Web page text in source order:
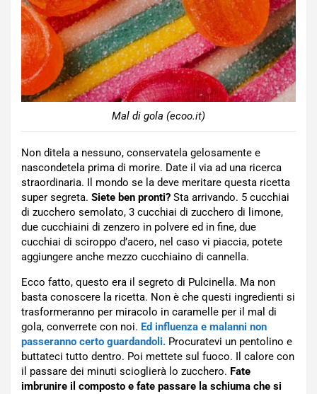
Mal di gola (ecoo.it)
Non ditela a nessuno, conservatela gelosamente e
nascondetela prima di morire. Date il via ad una ricerca
straordinaria. Il mondo se la deve meritare questa ricetta
super segreta. Siete ben pronti? Sta arrivando. 5 cucchiai
di zucchero semolato, 3 cucchiai di zucchero di limone,
due cucchiaini di zenzero in polvere ed in fine, due
cucchiai di sciroppo d’acero, nel caso vi piaccia, potete
aggiungere anche mezzo cucchiaino di cannella.
Ecco fatto, questo era il segreto di Pulcinella. Ma non
basta conoscere la ricetta. Non è che questi ingredienti si
trasformeranno per miracolo in caramelle per il mal di
gola, converrete con noi. Ed influenza e malanni non
passeranno certo guardandoli. Procuratevi un pentolino e
buttateci tutto dentro. Poi mettete sul fuoco. Il calore con
il passare dei minuti scioglierà lo zucchero. Fate
imbrunire il composto e fate passare la schiuma che si